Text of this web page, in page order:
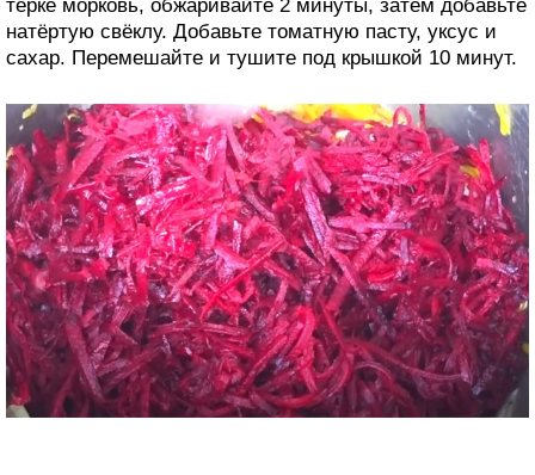
тёрке морковь, обжаривайте 2 минуты, затем добавьте
натёртую свёклу. Добавьте томатную пасту, уксус и
сахар. Перемешайте и тушите под крышкой 10 минут.